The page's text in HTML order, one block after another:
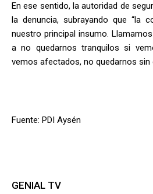
En ese sentido, la autoridad de
la denuncia, subrayando que “la
nuestro principal insumo.
a no quedarnos tranquilos si
vemos afectados, no quedarnos sin
Fuente: PDI Aysén
GENIAL TV